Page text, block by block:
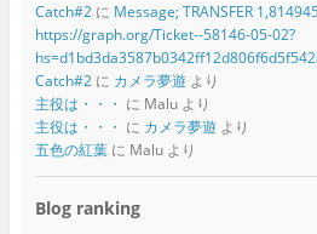
Catch#2に Message; TRANSFER
https://graph.org/Ticket--58146-05-02?
Catch#2に カメラ夢遊より
主役は・・・ に Maluより
主役は・・・ に カメラ夢遊より
五色の紅葉に Maluより
Blog ranking